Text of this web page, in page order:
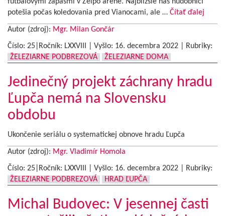
potešia počas koledovania pred Vianocami, ale … Čítať ďalej
Autor (zdroj): Mgr. Milan Gončár
Číslo: 25|Ročník: LXXVIII | Vyšlo: 16. decembra 2022
Rubriky:
ŽELEZIARNE PODBREZOVÁ
ŽELEZIARNE DOMA
Jedinečný projekt záchrany hradu
Ľupča nemá na Slovensku
obdobu
Ukončenie seriálu o systematickej obnove hradu Ľupča
Autor (zdroj): Mgr. Vladimír Homola
Číslo: 25|Ročník: LXXVIII | Vyšlo: 16. decembra 2022
Rubriky:
ŽELEZIARNE PODBREZOVÁ
HRAD ĽUPČA
Michal Budovec: V jesennej časti